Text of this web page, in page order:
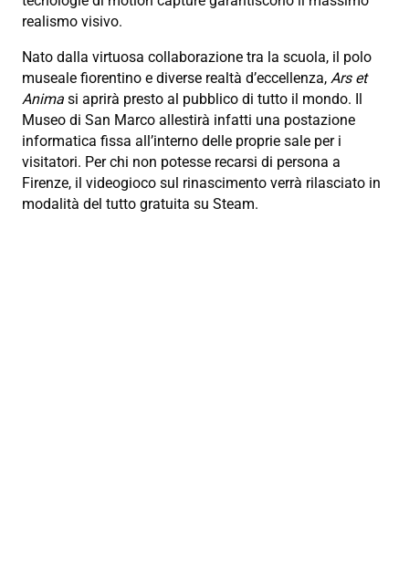
realismo visivo.
Nato dalla virtuosa collaborazione tra la scuola, il polo
museale fiorentino e diverse realtà d’eccellenza, Ars et
Anima si aprirà presto al pubblico di tutto il mondo. Il
Museo di San Marco allestirà infatti una postazione
informatica fissa all’interno delle proprie sale per i
visitatori. Per chi non potesse recarsi di persona a
Firenze, il videogioco sul rinascimento verrà rilasciato in
modalità del tutto gratuita su Steam.